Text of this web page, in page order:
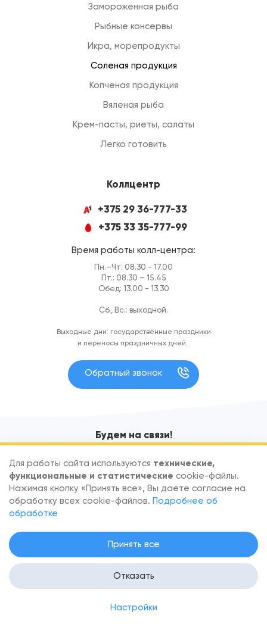
Для работы сайта используются технические,
функциональные и статистические cookie-файлы.
Нажимая кнопку «Принять все», Вы даете согласие на
обработку всех cookie-файлов. Подробнее об
обработке
Принять все
Отказать
Настройки
Замороженная рыба
Рыбные консервы
Икра, морепродукты
Соленая продукция
Копченая продукция
Вяленая рыба
Крем-пасты, риеты, салаты
Легко готовить
Коллцентр
+375 29 36-777-33
+375 33 35-777-99
Время работы колл-центра:
Пн.–Чт: 08.30 - 17.00
Пт.: 08.30 – 15.45
Обед: 13.00 - 13.30
Сб., Вс.: выходной.
Выходные дни: государственные праздники
и переносы праздничных дней.
Обратный звонок
Будем на связи!
По вопросам сотрудничества обращайтесьinfo@goodfish.by.
Настройка согласия на файлы Cookie
Политика в отношении обработки персональных данных. Вся
информация на сайте — собственность интернет-магазина
Goodfish.by. Все права защищены. Публикация информации
с сайта без разрешения правообладателя запрещена.
РазработаноSitory